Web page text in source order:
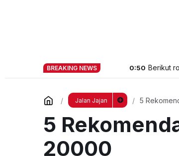
BREAKING NEWS 0:50 Berikut
Jalan Jajan 5
5
20000